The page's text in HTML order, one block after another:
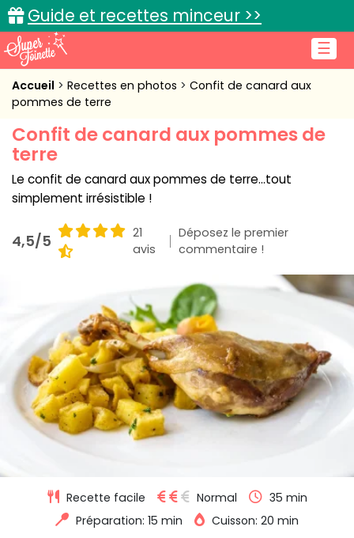
☰
Guide et recettes minceur >>
Accueil
Cuisine pratique
L'actu cuisine
Accueil Recettes en photos
Confit de canard aux
pommes de terre
Confit de canard aux pommes de
terre
Le confit de canard aux pommes de terre...tout
simplement irrésistible !
4,5/5
21
avis
Déposez le premier
commentaire !
Recette facile Normal
35 min
Préparation: 15 min
Cuisson: 20 min